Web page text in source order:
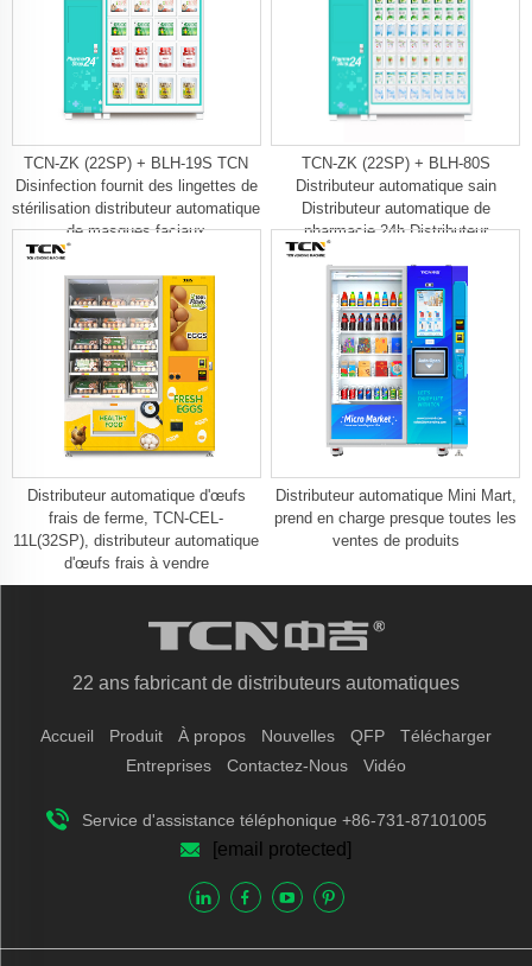
TCN-ZK (22SP) + BLH-19S TCN
Disinfection fournit des lingettes de
stérilisation distributeur automatique
de masques faciaux
TCN-ZK (22SP) + BLH-80S
Distributeur automatique sain
Distributeur automatique de
pharmacie 24h Distributeur
automatique de désinfectant pour
les mains
Distributeur automatique d'œufs
frais de ferme, TCN-CEL-
11L(32SP), distributeur automatique
d'œufs frais à vendre
Distributeur automatique Mini Mart,
prend en charge presque toutes les
ventes de produits
22 ans fabricant de distributeurs automatiques
Accueil Produit À propos Nouvelles QFP
Télécharger
Entreprises
Contactez-Nous Vidéo
Service d'assistance téléphonique +86-731-87101005
[email protected]